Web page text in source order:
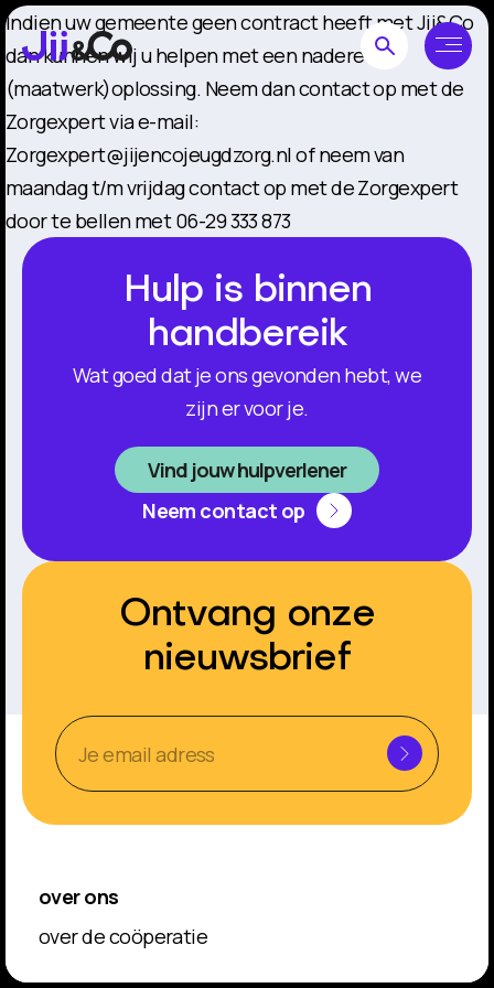
Indien uw gemeente geen contract heeft met Jij&Co
dan kunnen wij u helpen met een nadere
(maatwerk)oplossing. Neem dan contact op met de
Zorgexpert via e-mail:
Zorgexpert@jijencojeugdzorg.nl of neem van
maandag t/m vrijdag contact op met de Zorgexpert
door te bellen met 06-29 333 873
Hulp is binnen
handbereik
Wat goed dat je ons gevonden hebt, we
zijn er voor je.
Vind jouw hulpverlener
Neem contact op
Ontvang onze
nieuwsbrief
over ons
over de coöperatie